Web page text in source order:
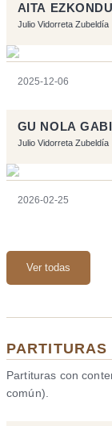
AITA
Julio Vidorreta Zubeldía
2025-12-06
GU NOLA
Julio Vidorreta Zubeldía
2026-02-25
Ver todas
Partituras con
común).